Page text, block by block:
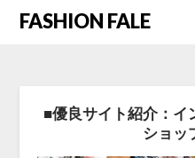
FASHION FALE
■優良サイト紹介：イ
ショッ